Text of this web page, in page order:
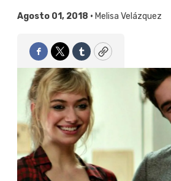
Agosto 01, 2018 • Melisa Velázquez
Facebook
TwitterTumblrCopy